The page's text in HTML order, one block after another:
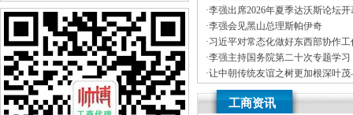
可加急服务哦！（最快可1工作日）
可代理开银行账户！（我们有长期合作的
银行，可免银行年费用）
咨询热线：023-63653351/63653355、
13320337068、13368080804，一通电话，
优惠多多！
J.外资重庆代表处新设立、变更
K.企业网站设计、制作
L.空间域名申请变更J.外资重庆代
经营效率，变更、财税咨询有限公
伍，竭诚为客户提供上门签约服务
有规范的代理合同及保密制度、
靠I.内资公司地址挂靠重庆分公司
（新公司地址挂靠税务报到、
·李强出席2026年夏季达沃斯论坛
·李强会见黑山总理斯帕伊奇
·习近平对常态化做好东西部协作
·李强主持国务院第二十次专题学习
·让中朝传统友谊之树更加根深叶
记对朝鲜进行国事访问纪实
李强主持召开国务院常务会议
工商资讯